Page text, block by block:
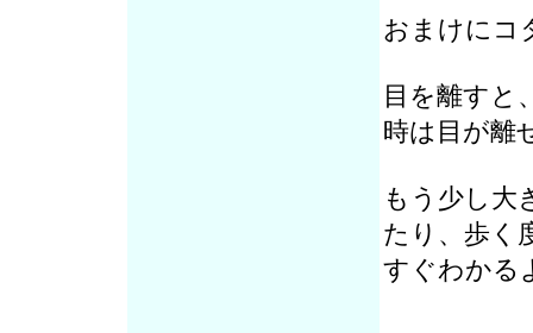
おまけにコ
目を離すと
時は目が離
もう少し大
たり、歩く
すぐわかる